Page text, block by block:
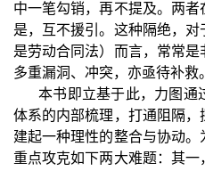
中一笔勾销，再不提及。两
是，互不援引。这种隔绝，
是劳动合同法）而言，常常
多重漏洞、冲突，亦亟待补救。
本书即立基于此，力图通
体系的内部梳理，打通阻隔
建起一种理性的整合与协动。
重点攻克如下两大难题：其